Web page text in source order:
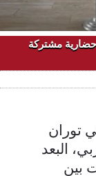
حضارية مشتركة
توران
البعد
بين